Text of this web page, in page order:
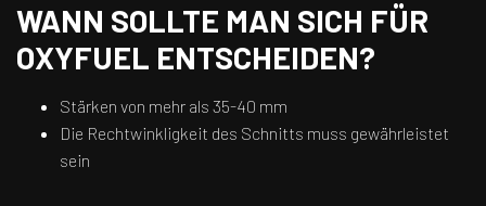
WANN SOLLTE MAN SICH FÜR
OXYFUEL ENTSCHEIDEN?
Stärken von mehr als 35-40 mm
Die Rechtwinkligkeit des Schnitts muss gewährleistet
sein